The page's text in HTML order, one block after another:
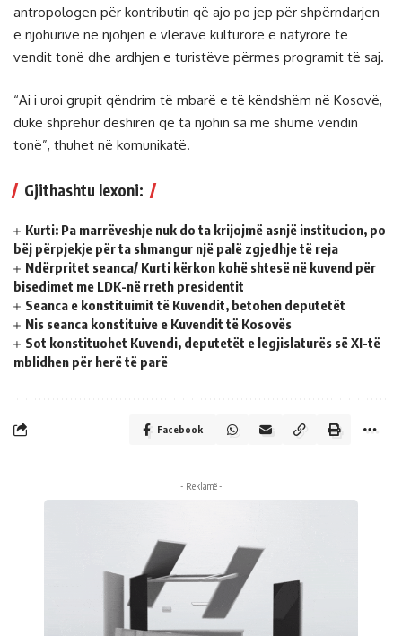
antropologen për kontributin që ajo po jep për shpërndarjen
e njohurive në njohjen e vlerave kulturore e natyrore të
vendit tonë dhe ardhjen e turistëve përmes programit të saj.
“Ai i uroi grupit qëndrim të mbarë e të këndshëm në Kosovë,
duke shprehur dëshirën që ta njohin sa më shumë vendin
tonë”, thuhet në komunikatë.
Gjithashtu lexoni:
Kurti: Pa marrëveshje nuk do ta krijojmë asnjë institucion, po
bëj përpjekje për ta shmangur një palë zgjedhje të reja
Ndërpritet seanca/ Kurti kërkon kohë shtesë në kuvend për
bisedimet me LDK-në rreth presidentit
Seanca e konstituimit të Kuvendit, betohen deputetët
Nis seanca konstituive e Kuvendit të Kosovës
Sot konstituohet Kuvendi, deputetët e legjislaturës së XI-të
mblidhen për herë të parë
Facebook
- Reklamë -